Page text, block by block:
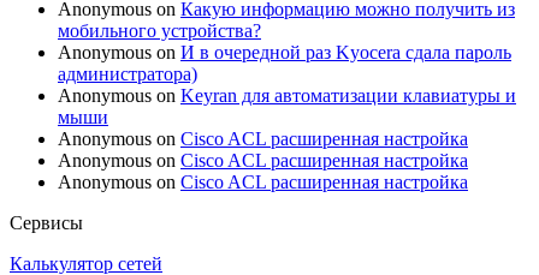
Anonymous on Какую информацию можно получить из
мобильного устройства?
Anonymous on И в очередной раз Kyocera сдала пароль
администратора)
Anonymous on Keyran для автоматизации клавиатуры и
мыши
Anonymous on Cisco ACL расширенная настройка
Anonymous on Cisco ACL расширенная настройка
Anonymous on Cisco ACL расширенная настройка
Сервисы
Калькулятор сетей